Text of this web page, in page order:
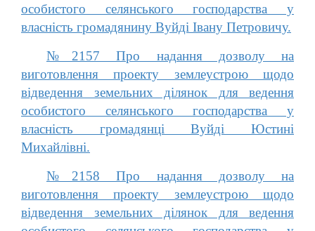
особистого селянського господарства у
власність громадянину Вуйді Івану Петровичу.
№2157 Про надання дозволу на
виготовлення проекту землеустрою щодо
відведення земельних ділянок для ведення
особистого селянського господарства у
власність громадянці Вуйді Юстині
Михайлівні.
№2158 Про надання дозволу на
виготовлення проекту землеустрою щодо
відведення земельних ділянок для ведення